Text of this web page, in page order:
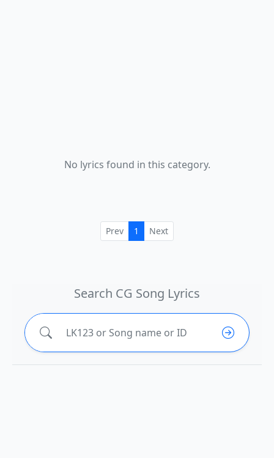
No lyrics found in this category.
Prev 1 Next
Search CG Song Lyrics